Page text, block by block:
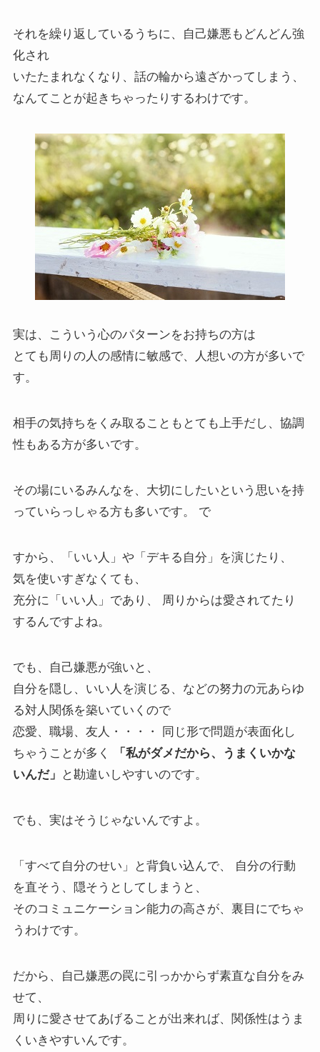
それを繰り返しているうちに、自己嫌悪もどんどん強
化され
いたたまれなくなり、話の輪から遠ざかってしまう、
なんてことが起きちゃったりするわけです。
実は、こういう心のパターンをお持ちの方は
とても周りの人の感情に敏感で、人想いの方が多いで
す。
相手の気持ちをくみ取ることもとても上手だし、協調
性もある方が多いです。
その場にいるみんなを、大切にしたいという思いを持
っていらっしゃる方も多いです。 で
すから、「いい人」や「デキる自分」を演じたり、
気を使いすぎなくても、
充分に「いい人」であり、 周りからは愛されてたり
するんですよね。
でも、自己嫌悪が強いと、
自分を隠し、いい人を演じる、などの努力の元あらゆ
る対人関係を築いていくので
恋愛、職場、友人・・・・ 同じ形で問題が表面化し
ちゃうことが多く
「私がダメだから、うまくいかな
いんだ」
と勘違いしやすいのです。
でも、実はそうじゃないんですよ。
「すべて自分のせい」と背負い込んで、 自分の行動
を直そう、隠そうとしてしまうと、
そのコミュニケーション能力の高さが、裏目にでちゃ
うわけです。
だから、自己嫌悪の罠に引っかからず素直な自分をみ
せて、
周りに愛させてあげることが出来れば、関係性はうま
くいきやすいんです。